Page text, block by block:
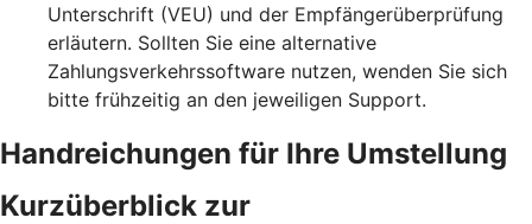
Unterschrift (VEU) und der Empfängerüberprüfung
erläutern. Sollten Sie eine alternative
Zahlungsverkehrssoftware nutzen, wenden Sie sich
bitte frühzeitig an den jeweiligen Support.
Handreichungen für Ihre Umstellung
Kurzüberblick zur